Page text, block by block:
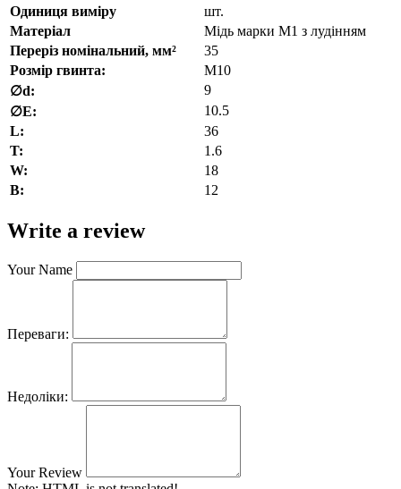
Одиниця виміру
шт.
Матеріал
Мідь марки М1 з лудінням
Переріз номінальний, мм²
35
Розмір гвинта:
M10
∅d:
9
∅E:
10.5
L:
36
T:
1.6
W:
18
В:
12
Write a review
Your Name
Переваги:
Недоліки:
Your Review